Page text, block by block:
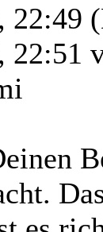
22:49
22:51